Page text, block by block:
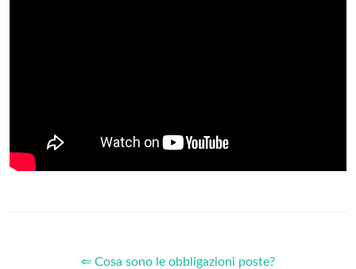
⇐ Cosa sono le obbligazioni poste?